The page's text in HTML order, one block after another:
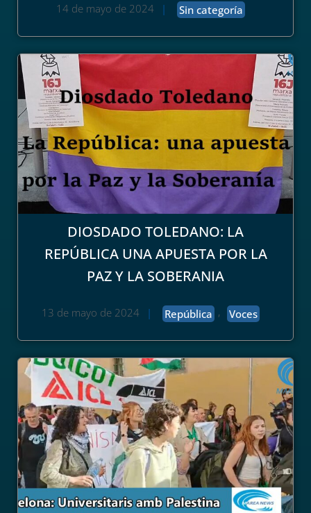
14 de mayo de 2024 | Sin categoría
DIOSDADO TOLEDANO: LA
REPÚBLICA UNA APUESTA POR LA
PAZ Y LA SOBERANIA
13 de mayo de 2024 | República , Voces